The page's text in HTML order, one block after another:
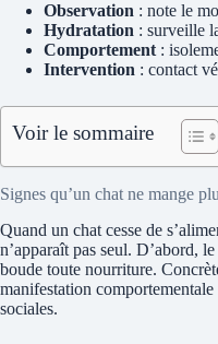
Observation : note le
Hydratation : surveille
Comportement :
Intervention : contact
Voir le sommaire
Signes qu’un chat ne mange
Quand un chat cesse de
n’apparaît pas seul. D’abord,
boude toute nourriture.
manifestation
sociales.